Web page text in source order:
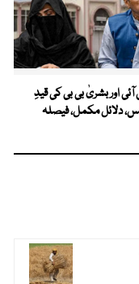
آئی اور بشریٰ بی بی کی قیدِ
دلائل مکمل، فیصلہ